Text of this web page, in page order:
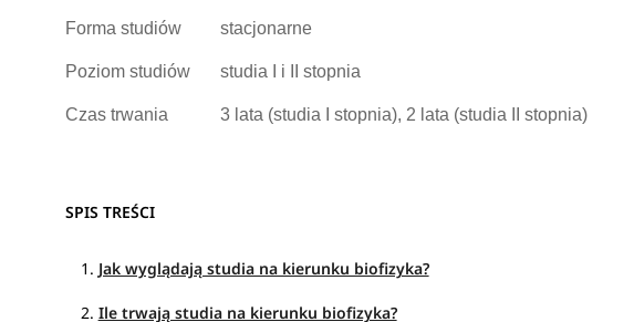
Forma studiów stacjonarne
Poziom studiów studia I i II stopnia
Czas trwania 3 lata (studia I stopnia), 2 lata (studia II stopnia)
SPIS TREŚCI
Jak wyglądają studia na kierunku biofizyka?
Ile trwają studia na kierunku biofizyka?